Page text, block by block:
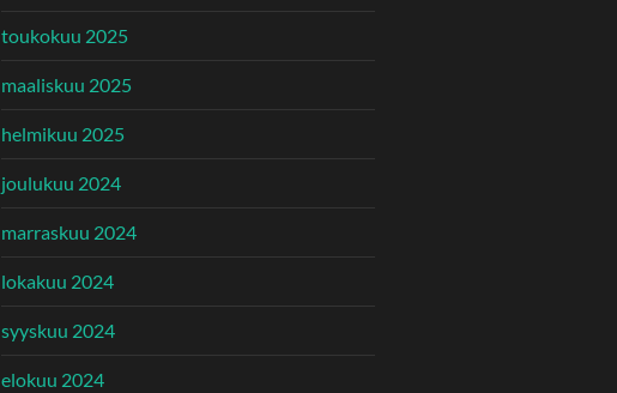
toukokuu 2025
maaliskuu 2025
helmikuu 2025
joulukuu 2024
marraskuu 2024
lokakuu 2024
syyskuu 2024
elokuu 2024